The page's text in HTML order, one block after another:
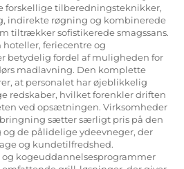
forskellige tilberedningsteknikker,
indirekte røgning og kombinerede
tiltrækker sofistikerede smagssans.
hoteller, feriecentre og
betydelig fordel af muligheden for
madlavning. Den komplette
at personalet har øjeblikkelig
redskaber, hvilket forenkler driften
ved opsætningen. Virksomheder
sætter særligt pris på den
de pålidelige ydeevneger, der
og kundetilfredshed.
kogeuddannelsesprogrammer